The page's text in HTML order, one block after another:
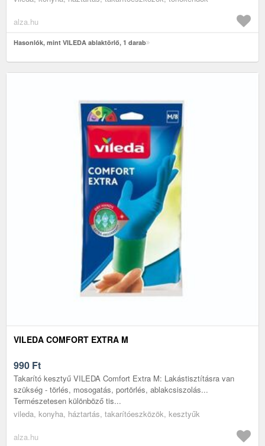
alza.hu
Hasonlók, mint VILEDA ablaktörlő, 1 darab
VILEDA COMFORT EXTRA M
990 Ft
Takarító kesztyű VILEDA Comfort Extra M: Lakástisztításra van
szükség - törlés, mosogatás, portörlés, ablakcsiszolás...
Természetesen különböző tis...
vileda, konyha, háztartás, takarítóeszközök, kesztyűk
alza.hu